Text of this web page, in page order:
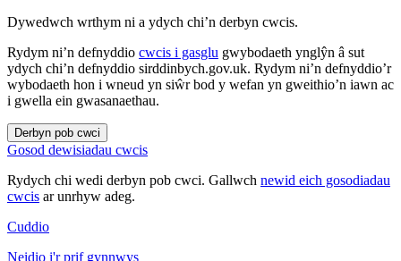
Dywedwch wrthym ni a ydych chi’n derbyn cwcis.
Rydym ni’n defnyddio cwcis i gasglu gwybodaeth ynglŷn â sut
ydych chi’n defnyddio sirddinbych.gov.uk. Rydym ni’n defnyddio’r
wybodaeth hon i wneud yn siŵr bod y wefan yn gweithio’n iawn ac
i gwella ein gwasanaethau.
Derbyn pob cwci
Gosod dewisiadau cwcis
Rydych chi wedi derbyn pob cwci. Gallwch newid eich gosodiadau
cwcis ar unrhyw adeg.
Cuddio
Neidio i'r prif gynnwys